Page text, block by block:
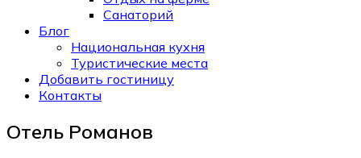
Санаторий
Блог
Национальная кухня
Туристические места
Добавить гостиницу
Контакты
Отель Романов